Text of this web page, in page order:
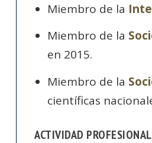
Miembro de la
Miembro de la
en 2015.
Miembro de la
científicas
ACTIVIDAD PROFESIONAL